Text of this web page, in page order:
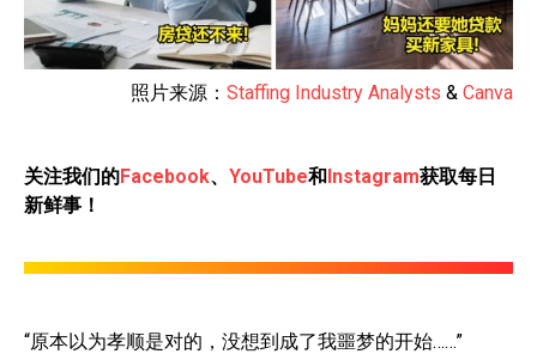
照片来源： Staffing Industry Analysts & Canva
关注我们的Facebook、 YouTube和Instagram获取每日
新鲜事！
“原本以为孝顺是对的，没想到成了我噩梦的开始……”